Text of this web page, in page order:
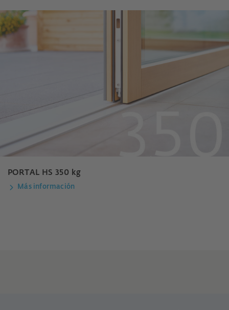
PORTAL HS 350 kg
Más información